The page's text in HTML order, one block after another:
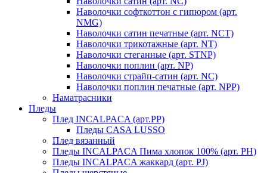
Наволочки софткоттон с гипюром (арт.
NMG)
Наволочки сатин печатные (арт. NCT)
Наволочки трикотажные (арт. NT)
Наволочки стеганные (арт. STNP)
Наволочки поплин (арт. NP)
Наволочки страйп-сатин (арт. NC)
Наволочки поплин печатные (арт. NPP)
Наматрасники
Пледы
Плед INCALPACA (арт.PP)
Пледы CASA LUSSO
Плед вязанный
Пледы INCALPACA Пима хлопок 100% (арт. PH)
Пледы INCALPACA жаккард (арт. PJ)